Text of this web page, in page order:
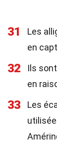
31
Les
en
32
Ils
en
33
Les